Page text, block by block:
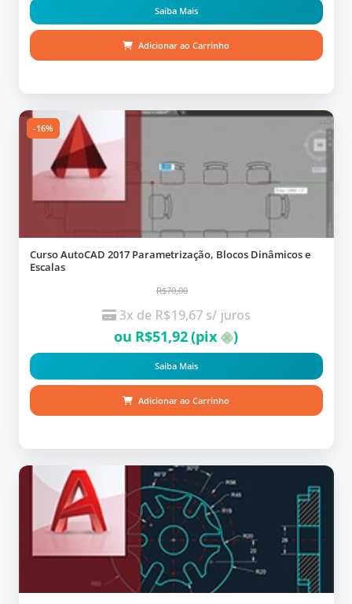
Saiba Mais
Adicionar ao Carrinho
-16%
Curso AutoCAD 2017 Parametrização, Blocos Dinâmicos e
Escalas
R$70,00
3x de R$19,67 s/ juros
ou R$51,92(pix )
Saiba Mais
Adicionar ao Carrinho